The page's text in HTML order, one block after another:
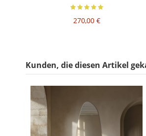
270,00 €
Kunden, die diesen Artikel